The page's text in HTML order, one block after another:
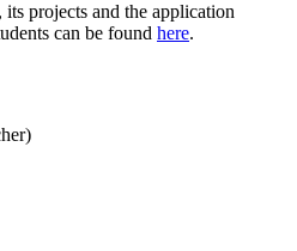
projects and the application
can be found here.